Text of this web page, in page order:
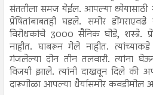
संततीला समज येईल. आपल्या ध्येयासाठी
प्रेषितांबाबतही घडले. समोर
विरोधकांचे 3000 सैनिक घोडे, शस्त्रे.
नाहीत. घाबरून गेले नाहीत.
गंजलेल्या दोन तीन तलवारी. त्यांना
विजयी झाले. त्यांनी दाखवून दिले की
दारूगोळा आपल्या धैर्यासमोर कवडीमोल